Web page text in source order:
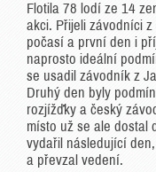
Flotila 78 lodí ze 14
akci. Přijeli závodníci
počasí a první den i
naprosto ideální
se usadil závodník z
Druhý den byly
rozjížďky a český
místo už se ale dostal
vydařil následující
a převzal vedení.